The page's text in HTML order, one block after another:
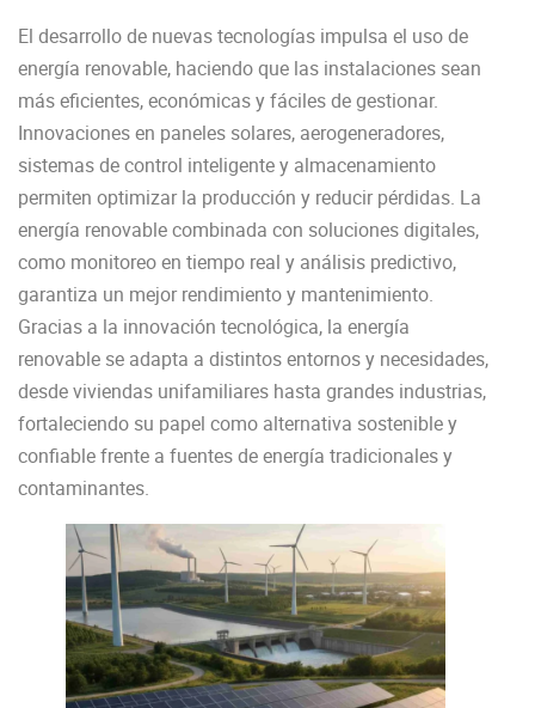
El desarrollo de nuevas tecnologías impulsa el uso de
energía renovable, haciendo que las instalaciones sean
más eficientes, económicas y fáciles de gestionar.
Innovaciones en paneles solares, aerogeneradores,
sistemas de control inteligente y almacenamiento
permiten optimizar la producción y reducir pérdidas. La
energía renovable combinada con soluciones digitales,
como monitoreo en tiempo real y análisis predictivo,
garantiza un mejor rendimiento y mantenimiento.
Gracias a la innovación tecnológica, la energía
renovable se adapta a distintos entornos y necesidades,
desde viviendas unifamiliares hasta grandes industrias,
fortaleciendo su papel como alternativa sostenible y
confiable frente a fuentes de energía tradicionales y
contaminantes.